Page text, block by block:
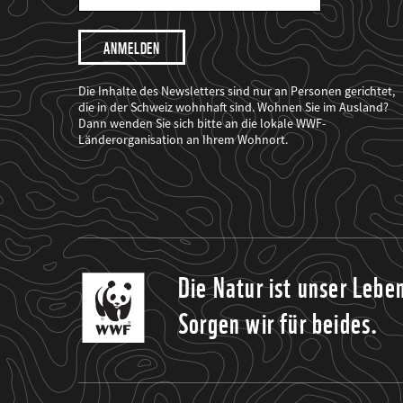
Mail
Adresse
Ich
möchte,
dass
der
WWF
mich
über
seine
Projekte
informiert.
Die Inhalte des Newsletters sind nur an Personen gerichtet,
die in der Schweiz wohnhaft sind. Wohnen Sie im Ausland?
Dann wenden Sie sich bitte an die lokale WWF-
Länderorganisation an Ihrem Wohnort.
Die Natur ist unser
Sorgen wir für beides.